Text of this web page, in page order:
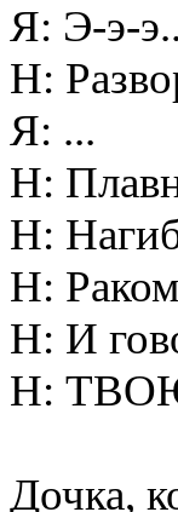
Я: Э-э-
Н:
Я: ...
Н:
Н:
Н:
Н: И
Н:
Дочка,